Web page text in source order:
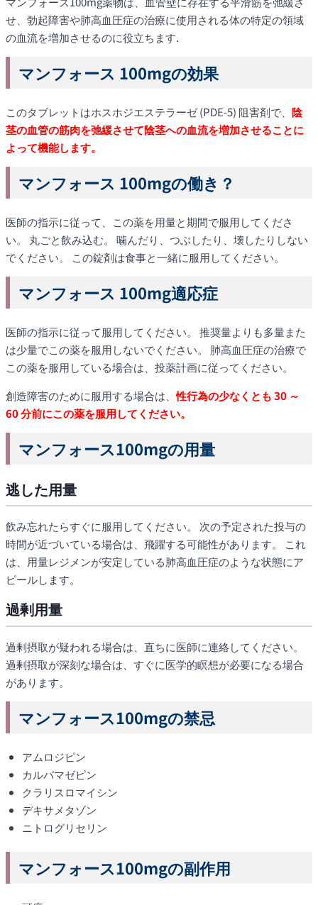
せ、勃起障害や肺高血圧症の治療に使用される体の特定の領域
の血流を増加させるのに役立ちます.
マンフォース 100mgの効果
このタブレットはホスホジエステラーゼ (PDE-5) 阻害剤で、 陰
茎の血管の筋肉を弛緩させて陰茎への血流を増加させることに
よって機能します。
マンフォース 100mgの働き？
医師の指示に従って、この薬を用量と期間で服用してくださ
い。 丸ごと飲み込む。 噛んだり、つぶしたり、壊したりしない
でください。 この錠剤は食事と一緒に服用してください。
マンフォース 100mg適応症
医師の指示に従って服用してください。 推奨量よりも多量また
は少量でこの薬を服用しないでください。 肺高血圧症の治療で
この薬を服用している場合は、投薬計画に従ってください。
創造障害のために服用する場合は、性行為の少なくとも 30 ～
60 分前にこの薬を服用してください。
マンフォース100mgの用量
逃した用量
飲み忘れたらすぐに服用してください。 次の予定された投与の
時間が近づいている場合は、飛躍する可能性があります。 これ
は、用量レジメンが安定している肺高血圧症のような状態にア
ピールします。
過剰用量
過剰摂取が疑われる場合は、直ちに医師に連絡してください。
過剰摂取が深刻な場合は、すぐに医学的瞑想が必要になる場合
があります。
マンフォース100mgの禁忌
アムロジピン
カルバマゼピン
クラリスロマイシン
デキサメタゾン
ニトログリセリン
マンフォース100mgの副作用